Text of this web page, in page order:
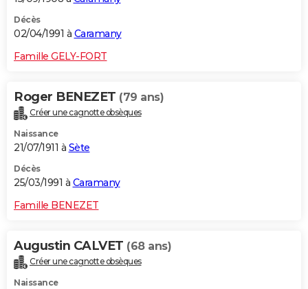
Décès
02/04/1991 à Caramany
Famille GELY-FORT
Roger BENEZET (79 ans)
Créer une cagnotte obsèques
Naissance
21/07/1911 à Sète
Décès
25/03/1991 à Caramany
Famille BENEZET
Augustin CALVET (68 ans)
Créer une cagnotte obsèques
Naissance